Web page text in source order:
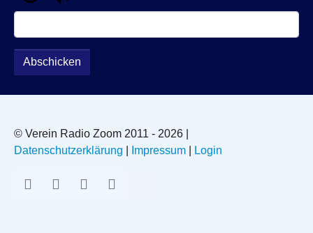
Abschicken
© Verein Radio Zoom 2011 - 2026 |
Datenschutzerklärung
Impressum Login